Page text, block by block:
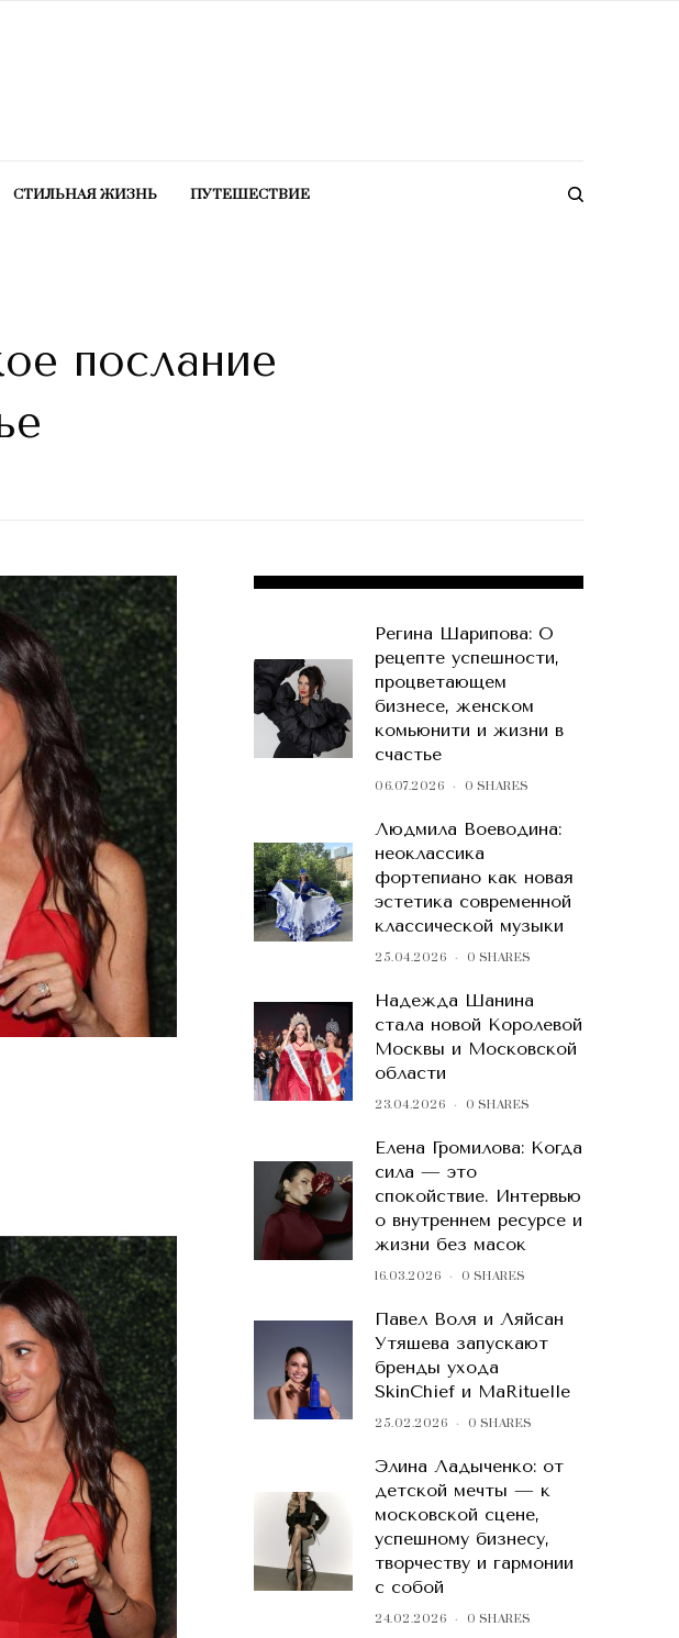
СТИЛЬНАЯ ЖИЗНЬ ПУТЕШЕСТВИЕ
послание
Регина Шарипова: О
рецепте успешности,
процветающем
бизнесе, женском
комьюнити и жизни в
счастье
06.07.2026 0 SHARES
Людмила Воеводина:
неоклассика
фортепиано как новая
эстетика современной
классической музыки
25.04.2026 0 SHARES
Надежда Шанина
стала новой Королевой
Москвы и Московской
области
23.04.2026 0 SHARES
Елена Громилова: Когда
сила — это
спокойствие. Интервью
о внутреннем ресурсе и
жизни без масок
16.03.2026 0 SHARES
Павел Воля и Ляйсан
Утяшева запускают
бренды ухода
SkinChief и MaRituelle
25.02.2026 0 SHARES
Элина Ладыченко: от
детской мечты — к
московской сцене,
успешному бизнесу,
творчеству и гармонии
с собой
24.02.2026 0 SHARES